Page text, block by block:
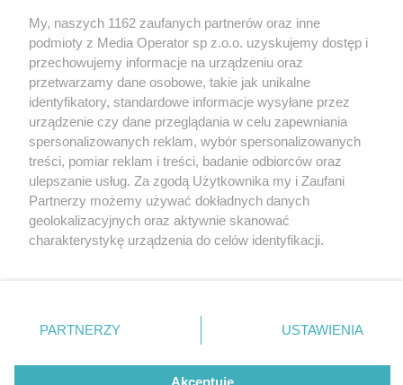
2 / 0
Wydawca mediów lokalnych
Nie zapomnij
zapoznać się z:
polityką prywatności regulamin korzystania z portali
Twojemiasto
Piekary Śląskie
Chorzów
Tarnowskie Góry
Gliwice
Skontakuj sięz nami
Kontakt
Wydawca
Redakcja
My, naszych 1162 zaufanych partnerów oraz inne
podmioty z Media Operator sp z.o.o. uzyskujemy dostęp i
przechowujemy informacje na urządzeniu oraz
przetwarzamy dane osobowe, takie jak unikalne
identyfikatory, standardowe informacje wysyłane przez
urządzenie czy dane przeglądania w celu zapewniania
spersonalizowanych reklam, wybór spersonalizowanych
treści, pomiar reklam i treści, badanie odbiorców oraz
ulepszanie usług. Za zgodą Użytkownika my i Zaufani
Partnerzy możemy używać dokładnych danych
geolokalizacyjnych oraz aktywnie skanować
charakterystykę urządzenia do celów identyfikacji.
zmienić/wycofać klikając przycisk ustawień prywatności
znajdujący się w lewym dolnym rogu strony
rodzaje przetwarzania danych nie wymagają zgody
użytkownika, ale masz prawo sprzeciwić się takiemu
PARTNERZY USTAWIENIA
Akceptuję